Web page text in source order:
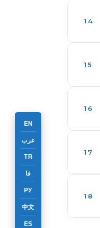
14
15
16
17
18
EN
عرب
TR
فا
РУ
中文
ES